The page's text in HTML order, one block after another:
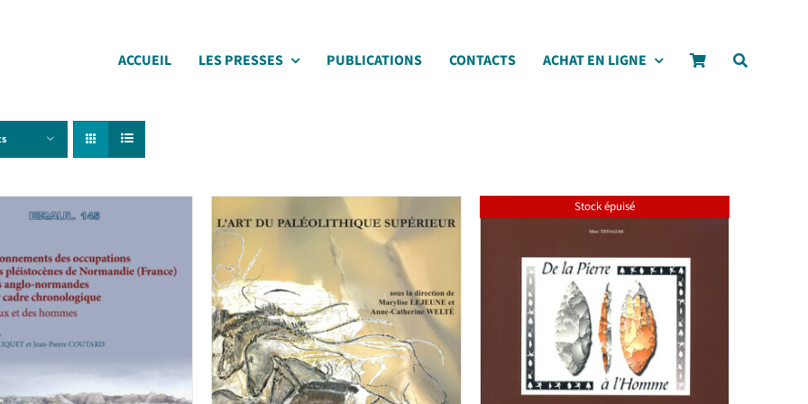
ACCUEIL LES PRESSES PUBLICATIONS CONTACTS ACHAT EN LIGNE
Stock épuisé